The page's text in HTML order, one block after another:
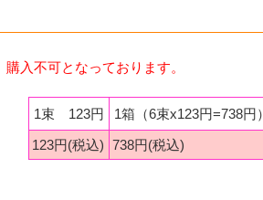
入不可となっております。
1束 123円
1箱（6束x123円=738円）
123円(税込) 738円(税込)